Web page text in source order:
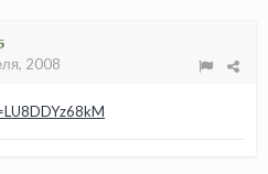
2008